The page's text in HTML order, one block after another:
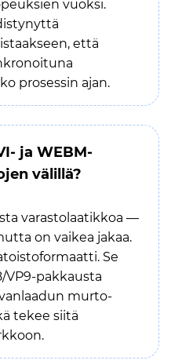
vuoksi.
että
prosessin ajan.
ja WEBM-
välillä?
varastolaatikkoa —
on vaikea jakaa.
Se
pakkausta
murto-
tekee siitä